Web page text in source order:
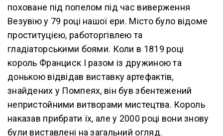
поховане під попелом під час виверження
Везувію у 79 році нашої ери. Місто було відоме
проституцією, работоргівлею та
гладіаторськими боями. Коли в 1819 році
король Франциск I разом із дружиною та
донькою відвідав виставку артефактів,
знайдених у Помпеях, він був збентежений
непристойними витворами мистецтва. Король
наказав прибрати їх, але у 2000 році вони знову
були виставлені на загальний огляд.